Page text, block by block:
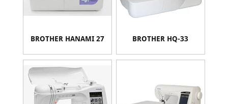
BROTHER HANAMI 27 BROTHER HQ-33